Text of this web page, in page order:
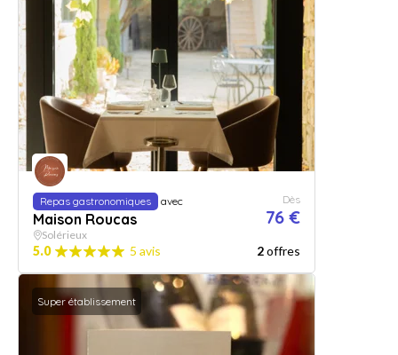
Repas gastronomiques avec
Maison Roucas
Dès
76 €
Solérieux
5.0 5 avis 2offres
Super établissement